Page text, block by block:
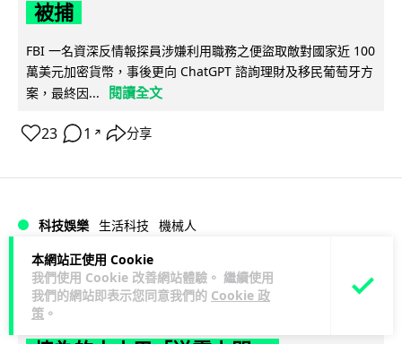
本網站正使用 Cookie
我們使用 Cookie 改善網站體驗。 繼續使用
我們的網站即表示您同意我們的 Cookie 政
策 。
被捕
FBI 一名資深反情報探員涉嫌利用職務之便盜取敵對國家近 100
萬美元加密貨幣，事後更向 ChatGPT 諮詢理財及移民葡萄牙方
案，最終因...
閱讀全文
23 1 ↗ 分享
科技娛樂 生活科技 機械人
arthur 1 日
Powerman 移動充電機械人登港 免鋪